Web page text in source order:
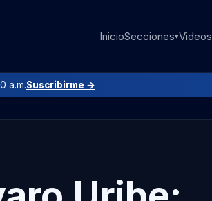
InicioSecciones▾Videos
a.m.Suscribirme →